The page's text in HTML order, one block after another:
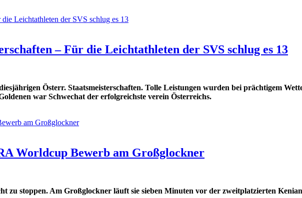
– Für die Leichtathleten der SVS schlug es 13
Österr. Staatsmeisterschaften. Tolle Leistungen wurden bei prächtigem
war Schwechat der erfolgreichste verein Österreichs.
Worldcup Bewerb am Großglockner
zu stoppen. Am Großglockner läuft sie sieben Minuten vor der zweitplatzierten